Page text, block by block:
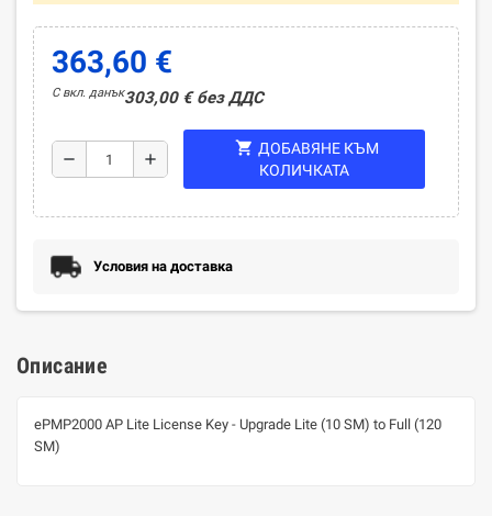
363,60 €
С вкл. данък303,00 € без ДДС
remove add
shopping_cart ДОБАВЯНЕ КЪМ
КОЛИЧКАТА
Условия на доставка
Описание
ePMP2000 AP Lite License Key - Upgrade Lite (10 SM) to Full (120
SM)